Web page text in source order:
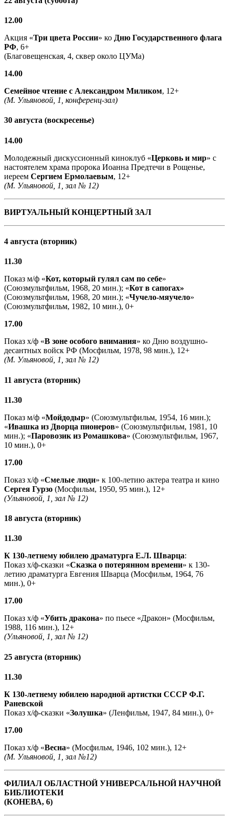
12.00
Акция «Три цвета России» ко Дню Государственного флага
РФ, 6+
(Благовещенская, 4, сквер около ЦУМа)
14.00
Семейное чтение с Александром Миликом, 12+
(М. Ульяновой, 1, конференц-зал)
30 августа (воскресенье)
14.00
Молодежный дискуссионный киноклуб «Церковь и мир» с
настоятелем храма пророка Иоанна Предтечи в Рощенье,
иереем Сергием Ермолаевым, 12+
(М. Ульяновой, 1, зал № 12)
ВИРТУАЛЬНЫЙ КОНЦЕРТНЫЙ ЗАЛ
4 августа (вторник)
11.30
Показ м/ф «Кот, который гулял сам по себе»
(Союзмультфильм, 1968, 20 мин.); «Кот в сапогах»
(Союзмультфильм, 1968, 20 мин.); «Чучело-мяучело»
(Союзмультфильм, 1982, 10 мин.), 0+
17.00
Показ х/ф «В зоне особого внимания» ко Дню воздушно-
десантных войск РФ (Мосфильм, 1978, 98 мин.), 12+
(М. Ульяновой, 1, зал № 12)
11 августа (вторник)
11.30
Показ м/ф «Мойдодыр» (Союзмультфильм, 1954, 16 мин.);
«Ивашка из Дворца пионеров» (Союзмультфильм, 1981, 10
мин.); «Паровозик из Ромашкова» (Союзмультфильм, 1967,
10 мин.), 0+
17.00
Показ х/ф «Смелые люди» к 100-летию актера театра и кино
Сергея Гурзо (Мосфильм, 1950, 95 мин.), 12+
(Ульяновой, 1, зал № 12)
18 августа (вторник)
11.30
К 130-летнему юбилею драматурга Е.Л. Шварца:
Показ х/ф-сказки «Сказка о потерянном времени» к 130-
летию драматурга Евгения Шварца (Мосфильм, 1964, 76
мин.), 0+
17.00
Показ х/ф «Убить дракона» по пьесе «Дракон» (Мосфильм,
1988, 116 мин.), 12+
(Ульяновой, 1, зал № 12)
25 августа (вторник)
11.30
К 130-летнему юбилею народной артистки СССР Ф.Г.
Раневской
Показ х/ф-сказки «Золушка» (Ленфильм, 1947, 84 мин.), 0+
17.00
Показ х/ф «Весна» (Мосфильм, 1946, 102 мин.), 12+
(М. Ульяновой, 1, зал №12)
ФИЛИАЛ ОБЛАСТНОЙ УНИВЕРСАЛЬНОЙ НАУЧНОЙ
БИБЛИОТЕКИ
(КОНЕВА, 6)